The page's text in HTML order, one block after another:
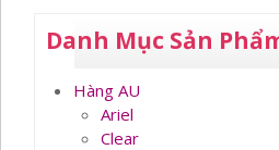
Danh Mục Sản
Hàng AU
Ariel
Clear